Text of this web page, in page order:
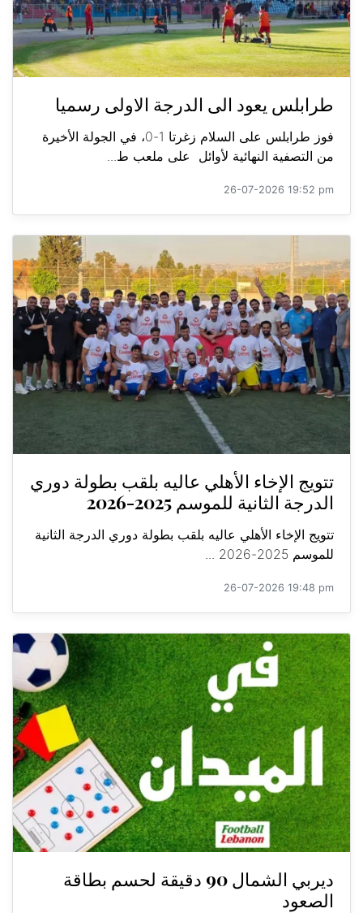
طرابلس يعود الى الدرجة الاولى رسميا
فوز طرابلس على السلام زغرتا 1-0، في الجولة الأخيرة
من التصفية النهائية لأوائل على ملعب ط...
26-07-2026 19:52 pm
تتويج الإخاء الأهلي عاليه بلقب بطولة دوري
الدرجة الثانية للموسم 2025-2026
تتويج الإخاء الأهلي عاليه بلقب بطولة دوري الدرجة الثانية
للموسم 2025-2026 ...
26-07-2026 19:48 pm
ديربي الشمال 90 دقيقة لحسم بطاقة
الصعود